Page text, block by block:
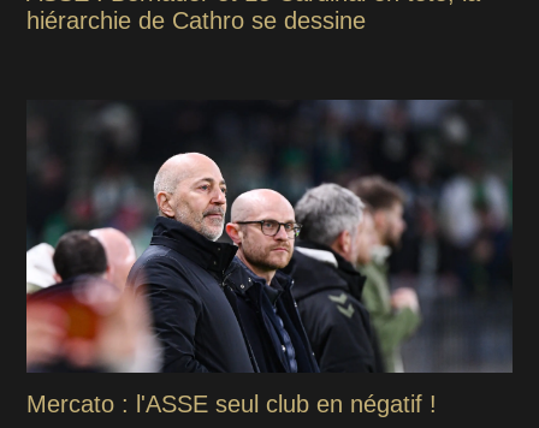
hiérarchie de Cathro se dessine
Mercato : l'ASSE seul club en négatif !